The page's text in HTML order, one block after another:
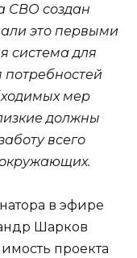
СВО создан
это первыми
система для
мер
должны
всего
в эфире
Шарков
проекта